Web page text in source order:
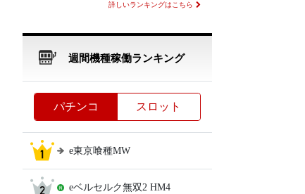
詳しいランキングはこちら
週間機種稼働ランキング
パチンコ スロット
e東京喰種MW
eベルセルク無双2 HM4